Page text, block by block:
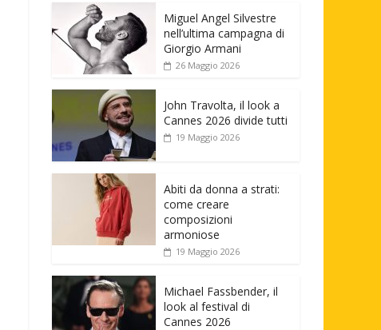
Miguel Angel Silvestre
nell’ultima campagna di
Giorgio Armani
26 Maggio 2026
John Travolta, il look a
Cannes 2026 divide tutti
19 Maggio 2026
Abiti da donna a strati:
come creare
composizioni
armoniose
19 Maggio 2026
Michael Fassbender, il
look al festival di
Cannes 2026